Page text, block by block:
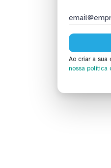
Ao criar a sua
nossa política